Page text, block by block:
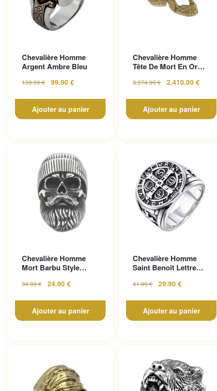
Chevalière Homme
Argent Ambre Bleu
139.99€ 99.90 €
Ajouter au panier
Chevalière Homme
Tête De Mort En Or
Gothique...
3,374.99€ 2,410.00 €
Ajouter au panier
Chevalière Homme
Mort Barbu Style
Inoxy...
34.99€ 24.90 €
Ajouter au panier
Chevalière Homme
Saint Benoit Lettre
41.99€ 29.90 €
Ajouter au panier